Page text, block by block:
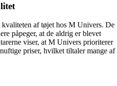
af tøjet hos M Univers. De
påpeger, at de aldrig er blevet
viser, at M Univers prioriterer
priser, hvilket tiltaler mange af